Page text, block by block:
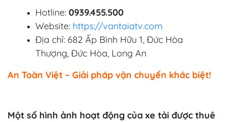
Hotline: 0939.455.500
Website: https://vantaiatv.com
Địa chỉ: 682 Ấp Bình Hữu 1, Đức Hòa
Thượng, Đức Hòa, Long An
An Toàn Việt – Giải pháp vận chuyển khác biệt!
Một số hình ảnh hoạt động của xe tải được thuê